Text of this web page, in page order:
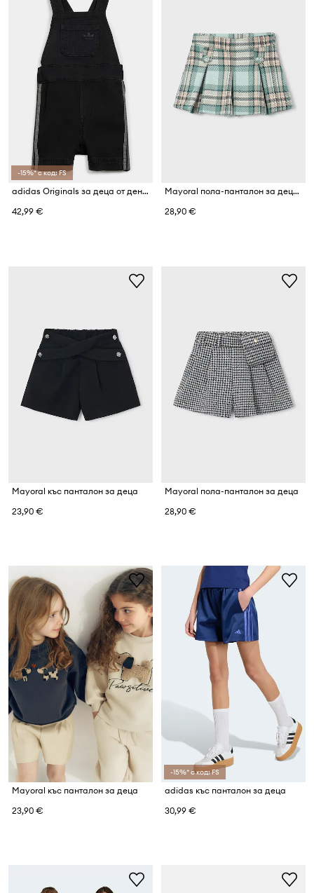
-15%* с код: FS
adidas Originals за деца от деним
42,99 €
Mayoral пола-панталон за деца с памук
28,90 €
Mayoral къс панталон за деца
23,90 €
Mayoral пола-панталон за деца
28,90 €
Mayoral къс панталон за деца
23,90 €
-15%* с код: FS
adidas къс панталон за деца
30,99 €